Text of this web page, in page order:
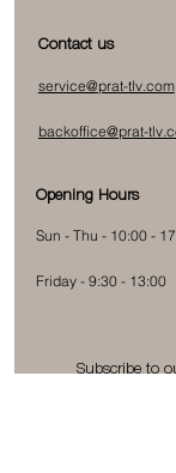
Contact us
service@prat-tlv.com
backoffice@prat-
Subscribe to
Opening Hours
Sun - Thu - 10:00 -
Friday - 9:30 - 13:00